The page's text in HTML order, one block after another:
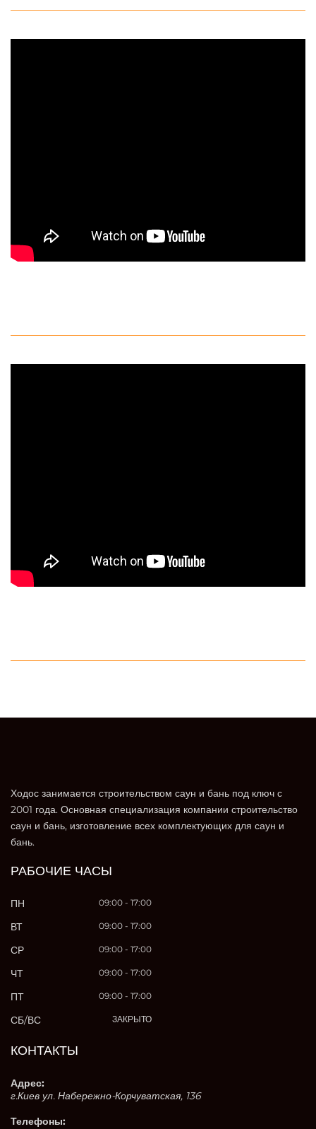
Ходос занимается строительством саун и бань под ключ с
2001 года. Основная специализация компании строительство
саун и бань, изготовление всех комплектующих для саун и
бань.
РАБОЧИЕ ЧАСЫ
ПН 09:00 - 17:00
ВТ 09:00 - 17:00
СР 09:00 - 17:00
ЧТ 09:00 - 17:00
ПТ 09:00 - 17:00
СБ/ВС ЗАКРЫТО
КОНТАКТЫ
Адрес:
г.Киев ул. Набережно-Корчуватская, 136
Телефоны: